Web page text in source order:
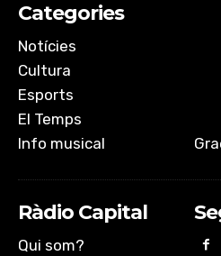
Categories
Notícies
Cultura
Esports
El Temps
Info musical
Ràdio Capital
Qui som?